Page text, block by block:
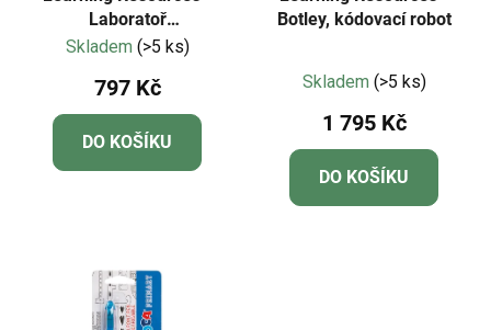
Laboratoř
mimozemských
Creatures®
Skladem (>5 ks)
797 Kč
DO KOŠÍKU
Botley, kódovací robot
hodnocení
produktu
je
4,7
z
Skladem (>5 ks)
1 795 Kč
DO KOŠÍKU